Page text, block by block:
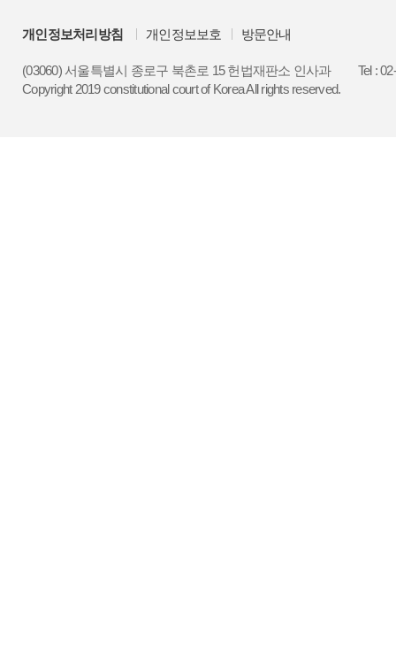
개인정보처리방침 개인정보보호 방문안내
(03060) 서울특별시 종로구 북촌로 15 헌법재판소 인사과
Tel :
Copyright 2019 constitutional court of Korea All rights reserved.